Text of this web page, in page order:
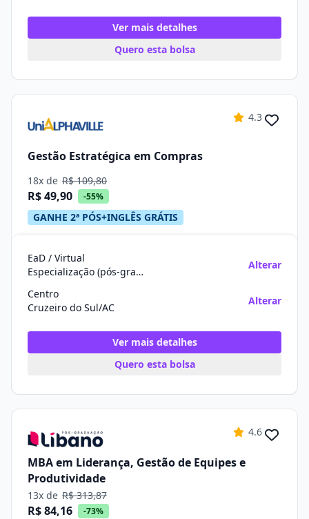
Ver mais detalhes
Quero esta bolsa
4.3
Gestão Estratégica em Compras
18x de R$ 109,80
R$ 49,90 -55%
GANHE 2ª PÓS+INGLÊS GRÁTIS
EaD / Virtual
Especialização (pós-graduação)
Alterar
Centro
Cruzeiro do Sul/AC
Alterar
Ver mais detalhes
Quero esta bolsa
4.6
MBA em Liderança, Gestão de Equipes e
Produtividade
13x de R$ 313,87
R$ 84,16 -73%